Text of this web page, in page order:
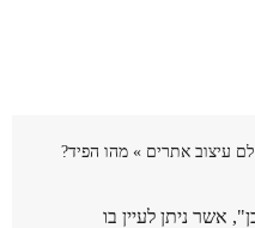
עיצוב אתרים » מהו הפיד?
אשר ניתן לעיין בו